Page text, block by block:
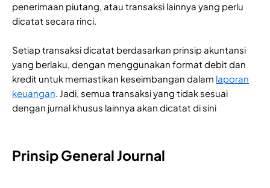
penerimaan piutang, atau transaksi lainnya yang perlu
dicatat secara rinci.
Setiap transaksi dicatat berdasarkan prinsip akuntansi
yang berlaku, dengan menggunakan format debit dan
kredit untuk memastikan keseimbangan dalam laporan
keuangan. Jadi, semua transaksi yang tidak sesuai
dengan jurnal khusus lainnya akan dicatat di sini
Prinsip General Journal